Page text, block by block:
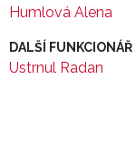
Humlová Alena
DALŠÍ FUNKCIONÁŘ
Ustrnul Radan